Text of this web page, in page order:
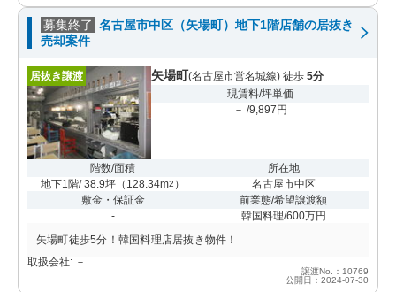
募集終了 名古屋市中区（矢場町）地下1階店舗の居抜き
売却案件
居抜き譲渡 矢場町(名古屋市営名城線) 徒歩 5分
現賃料/坪単価
－ /9,897円
階数/面積
地下1階/ 38.9坪 （ 128.34m2 ）
所在地
名古屋市中区
敷金・保証金
-
前業態/希望譲渡額
韓国料理/600万円
矢場町徒歩5分！韓国料理店居抜き物件！
取扱会社: －
譲渡No.：10769
公開日：2024-07-30